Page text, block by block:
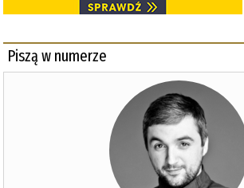
Piszą w numerze